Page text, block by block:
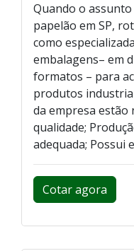
Quando o assunto
papelão em SP,
como
embalagens– em
formatos – para
produtos
da empresa estão
qualidade;
adequada; Possui
Cotar agora